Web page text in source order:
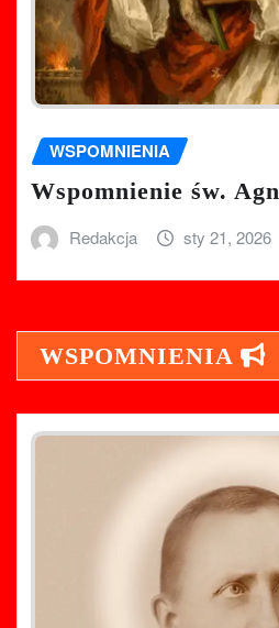
WSPOMNIENIA
Wspomnienie św.
Redakcja sty 21, 2026
WSPOMNIENIA